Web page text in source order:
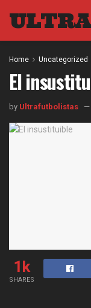
Home Uncategorized
El
by Ultrafutbolistas
1k
SHARES